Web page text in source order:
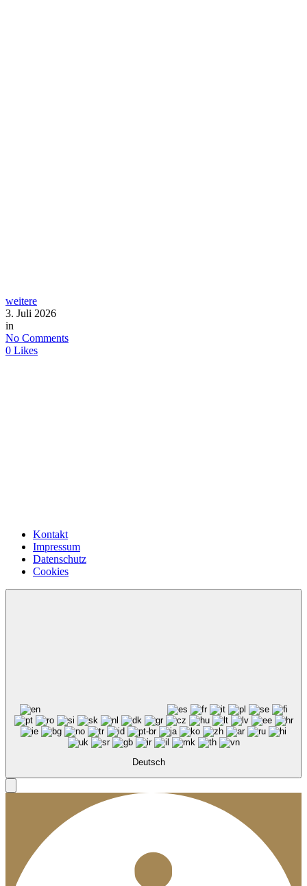
weitere
3. Juli 2026
in
No Comments
0 Likes
Kontakt
Impressum
Datenschutz
Cookies
Deutsch